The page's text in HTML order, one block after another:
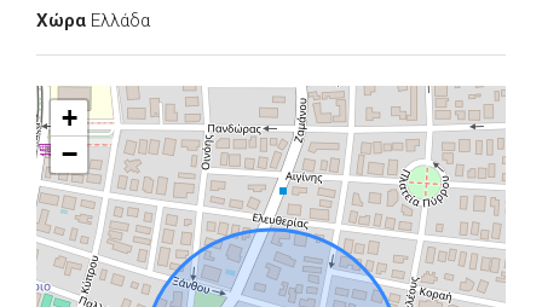
Χώρα Ελλάδα
+
−